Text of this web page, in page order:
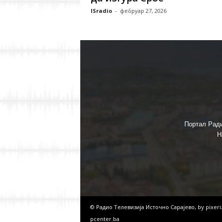
ISradio - фебруар 27, 2026
Портал
© Радио Телевизија Источно Сарајево, by
pcenter.ba